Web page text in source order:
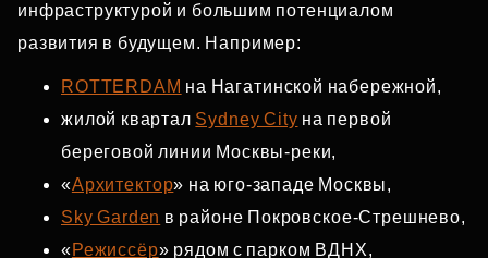
инфраструктурой и большим потенциалом
развития в будущем. Например:
ROTTERDAM на Нагатинской набережной,
жилой квартал Sydney City на первой
береговой линии Москвы‑реки,
«Архитектор» на юго‑западе Москвы,
Sky Garden в районе Покровское‑Стрешнево,
«Режиссёр» рядом с парком ВДНХ,